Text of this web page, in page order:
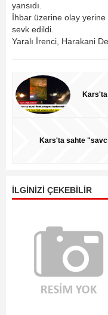
yansıdı.
İhbar üzerine olay yerine
sevk edildi.
Yaralı İrenci, Harakani
Kars'ta sahte
İLGİNİZİ ÇEKEBİLİR